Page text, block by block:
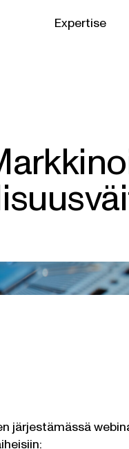
Expertise
järjestämässä